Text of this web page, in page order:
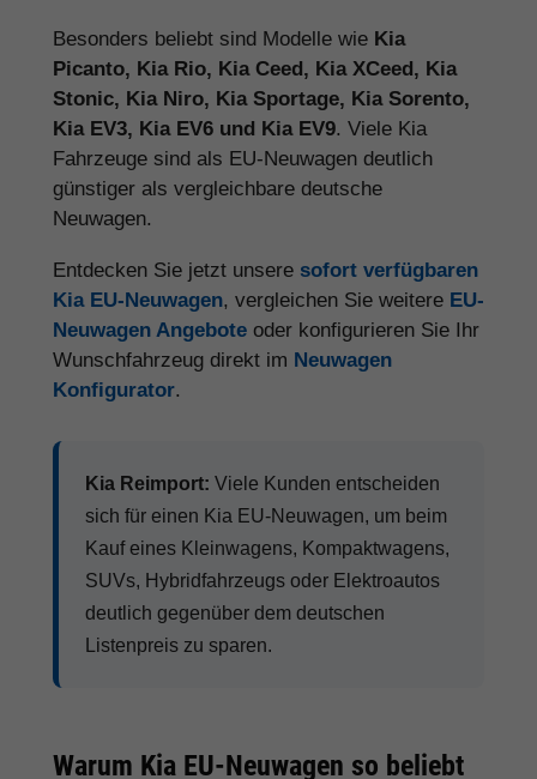
Besonders beliebt sind Modelle wie Kia
Picanto, Kia Rio, Kia Ceed, Kia XCeed, Kia
Stonic, Kia Niro, Kia Sportage, Kia Sorento,
Kia EV3, Kia EV6 und Kia EV9. Viele Kia
Fahrzeuge sind als EU-Neuwagen deutlich
günstiger als vergleichbare deutsche
Neuwagen.
Entdecken Sie jetzt unsere sofort verfügbaren
Kia EU-Neuwagen, vergleichen Sie weitere EU-
Neuwagen Angebote oder konfigurieren Sie Ihr
Wunschfahrzeug direkt im Neuwagen
Konfigurator.
Kia Reimport: Viele Kunden entscheiden
sich für einen Kia EU-Neuwagen, um beim
Kauf eines Kleinwagens, Kompaktwagens,
SUVs, Hybridfahrzeugs oder Elektroautos
deutlich gegenüber dem deutschen
Listenpreis zu sparen.
Warum Kia EU-Neuwagen so beliebt